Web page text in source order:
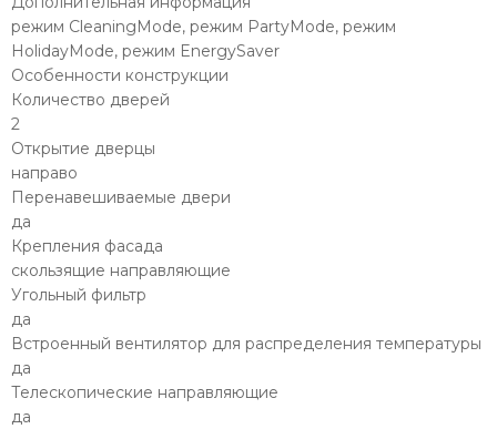
режим CleaningMode, режим PartyMode, режим
HolidayMode, режим EnergySaver
Особенности конструкции
Количество дверей
2
Открытие дверцы
направо
Перенавешиваемые двери
да
Крепления фасада
скользящие направляющие
Угольный фильтр
да
Встроенный вентилятор для распределения температуры
да
Телескопические направляющие
да